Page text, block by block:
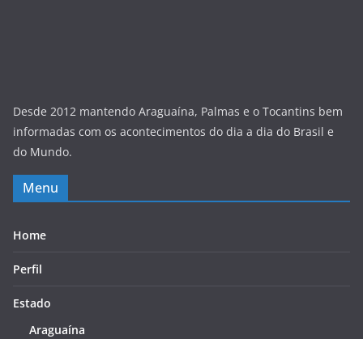
Desde 2012 mantendo Araguaína, Palmas e o Tocantins bem
informadas com os acontecimentos do dia a dia do Brasil e
do Mundo.
Menu
Home
Perfil
Estado
Araguaína